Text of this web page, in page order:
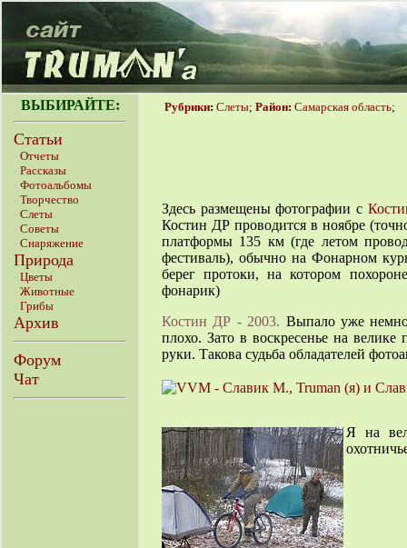
ВЫБИРАЙТЕ:
Статьи
- Отчеты
- Рассказы
- Фотоальбомы
- Творчество
- Слеты
- Советы
- Снаряжение
Природа
- Цветы
- Животные
- Грибы
Архив
Форум
Чат
Рубрики: Слеты; Район: Самарская область;
Здесь размещены фотографии с
Костин ДР проводится в ноябре
платформы 135 км (где летом
фестиваль), обычно на Фонарном
берег протоки, на котором
фонарик)
Костин ДР - 2003. Выпало уже
плохо. Зато в воскресенье на
руки. Такова судьба обладателей
Я на